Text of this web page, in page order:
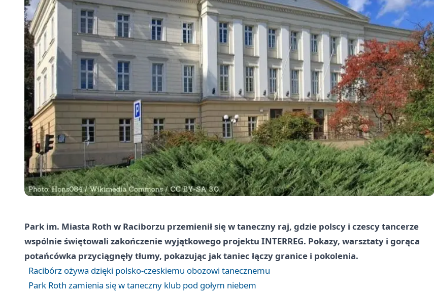
Park im. Miasta Roth w Raciborzu przemienił się w taneczny raj, gdzie polscy i czescy tancerze
wspólnie świętowali zakończenie wyjątkowego projektu INTERREG. Pokazy, warsztaty i gorąca
potańcówka przyciągnęły tłumy, pokazując jak taniec łączy granice i pokolenia.
Racibórz ożywa dzięki polsko-czeskiemu obozowi tanecznemu
Park Roth zamienia się w taneczny klub pod gołym niebem